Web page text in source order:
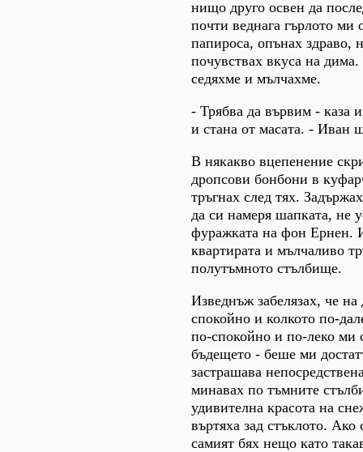
нищо друго освен да
почти веднага гърлото ми
папироса, опънах здраво,
почувствах вкуса на
седяхме и мълчахме.
- Трябва да вървим - каза
и стана от масата. - Иван
В някакво вцепенение
дропсови бонбони в
тръгнах след тях.
да си намеря шапката, не
фуражката на фон Ернен.
квартирата и мълчаливо
полутъмното стълбище.
Изведнъж забелязах, че
спокойно и колкото по-
по-спокойно и по-леко ми
бъдещето - беше ми
застрашава
минавах по тъмните
удивителна красота на
въртяха зад стъклото. Ако
самият бях нещо като